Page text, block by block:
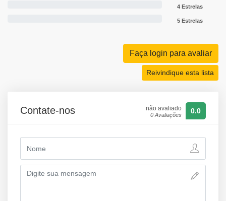
4 Estrelas
5 Estrelas
Faça login para avaliar
Reivindique esta lista
Contate-nos não avaliado
0 Avaliações 0.0